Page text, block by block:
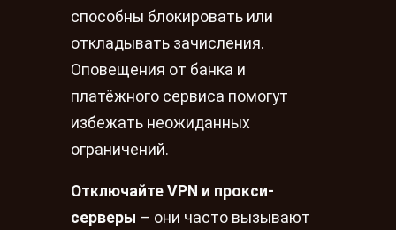
способны блокировать или
откладывать зачисления.
Оповещения от банка и
платёжного сервиса помогут
избежать неожиданных
ограничений.
Отключайте VPN и прокси-
серверы – они часто вызывают